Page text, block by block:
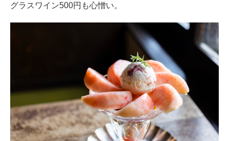
グラスワイン500円も心憎い。